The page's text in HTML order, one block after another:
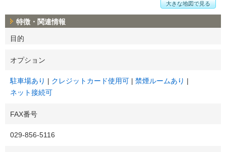
大きな地図で見る
特徴・関連情報
目的
オプション
駐車場あり クレジットカード使用可
禁煙ルームあり
ネット接続可
FAX番号
029-856-5116